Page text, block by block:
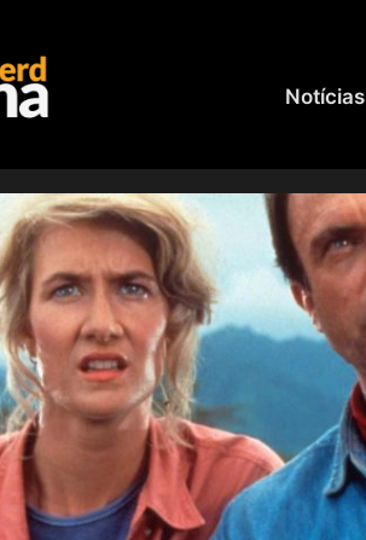
Notícias